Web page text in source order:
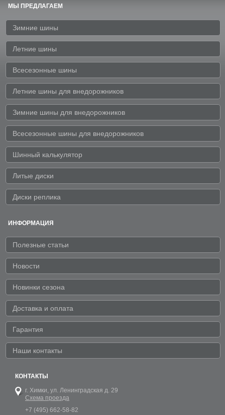
МЫ ПРЕДЛАГАЕМ
Зимние шины
Летние шины
Всесезонные шины
Летние шины для внедорожников
Зимние шины для внедорожников
Всесезонные шины для внедорожников
Шинный калькулятор
Литые диски
Диски реплика
ИНФОРМАЦИЯ
Полезные статьи
Новости
Новинки сезона
Доставка и оплата
Гарантия
Наши контакты
КОНТАКТЫ
г. Химки, ул. Ленинградская д. 29
Схема проезда
+7 (495) 662-58-82